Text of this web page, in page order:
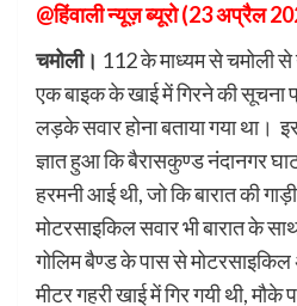
@हिंवाली न्यूज़ ब्यूरो (23 अप्रैल
चमोली। 112 के माध्यम से चमोली से
एक बाइक के खाई में गिरने की सूचना
लड़के सवार होना बताया गया था।
ज्ञात हुआ कि बैरासकुण्ड नंदानगर
हरमनी आई थी, जो कि बारात की
मोटरसाइकिल सवार भी बारात के
गोलिम बैण्ड के पास से
मीटर गहरी खाई में गिर गयी थी,